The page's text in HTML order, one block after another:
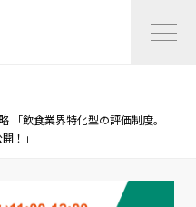
飲食業界特化型の評価制度。
！」